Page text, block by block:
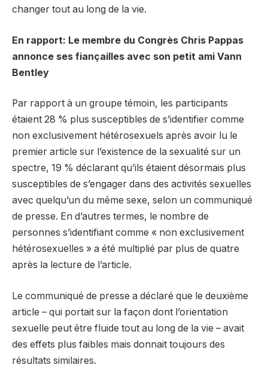
changer tout au long de la vie.
En rapport: Le membre du Congrès Chris Pappas
annonce ses fiançailles avec son petit ami Vann
Bentley
Par rapport à un groupe témoin, les participants
étaient 28 % plus susceptibles de s’identifier comme
non exclusivement hétérosexuels après avoir lu le
premier article sur l’existence de la sexualité sur un
spectre, 19 % déclarant qu’ils étaient désormais plus
susceptibles de s’engager dans des activités sexuelles
avec quelqu’un du même sexe, selon un communiqué
de presse. En d’autres termes, le nombre de
personnes s’identifiant comme « non exclusivement
hétérosexuelles » a été multiplié par plus de quatre
après la lecture de l’article.
Le communiqué de presse a déclaré que le deuxième
article – qui portait sur la façon dont l’orientation
sexuelle peut être fluide tout au long de la vie – avait
des effets plus faibles mais donnait toujours des
résultats similaires.